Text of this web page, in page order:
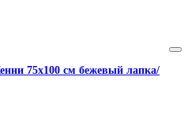
75х100 см бежевый лапка/